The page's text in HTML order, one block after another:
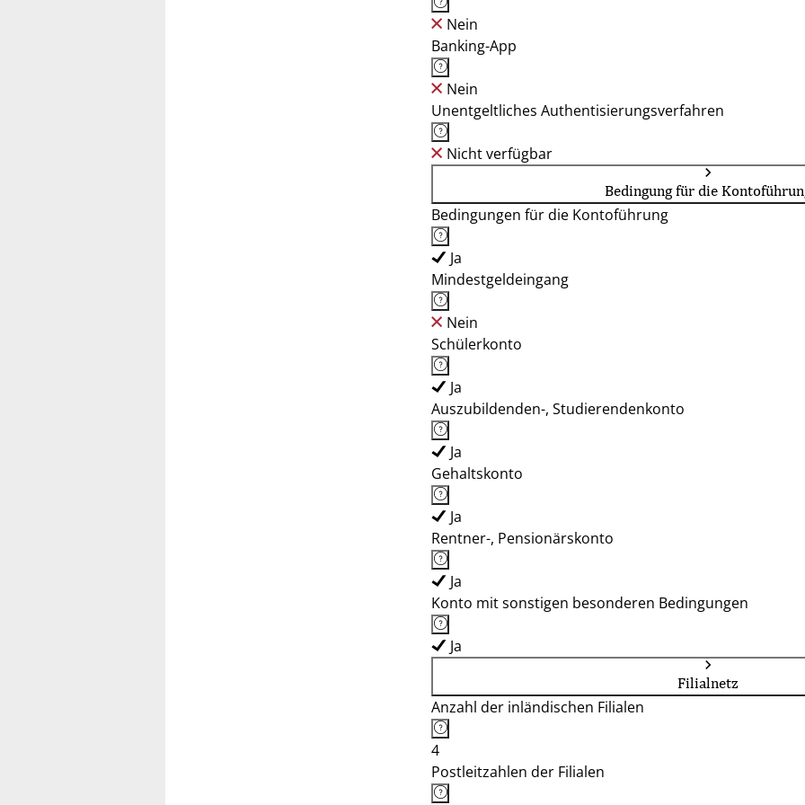
Nein
Banking-App
Nein
Unentgeltliches Authentisierungsverfahren
Nicht verfügbar
Bedingung für die
Bedingungen für die Kontoführung
Ja
Mindestgeldeingang
Nein
Schülerkonto
Ja
Auszubildenden-, Studierendenkonto
Ja
Gehaltskonto
Ja
Rentner-, Pensionärskonto
Ja
Konto mit sonstigen besonderen Bedingungen
Ja
Filialnetz
Anzahl der inländischen Filialen
4
Postleitzahlen der Filialen